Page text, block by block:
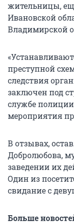
жительницы,
Ивановской
Владимирской
преступной
следствия
заключен под
службе
мероприятия
В отзывах,
Добролюбова,
заведении их
Один из
свидание с
Больше